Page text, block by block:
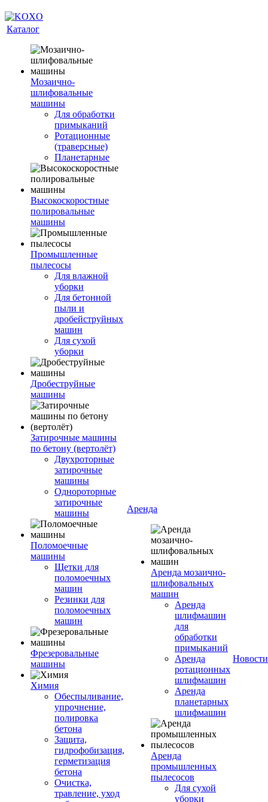
Каталог
Мозаично-
шлифовальные
машины
Для обработки
примыканий
Ротационные
(траверсные)
Планетарные
Высокоскоростные
полировальные
машины
Промышленные
пылесосы
Для влажной
уборки
Для бетонной
пыли и
дробейструйных
машин
Для сухой
уборки
Дробеструйные
машины
Затирочные машины
по бетону (вертолёт)
Двухроторные
затирочные
машины
Однороторные
затирочные
машины
Поломоечные
машины
Щетки для
поломоечных
машин
Резинки для
поломоечных
машин
Фрезеровальные
машины
Химия
Обеспыливание,
упрочнение,
полировка
бетона
Защита,
гидрофобизация,
герметизация
бетона
Очистка,
травление, уход
Аренда
Аренда мозаично-
шлифовальных
машин
Аренда
шлифмашин
для
обработки
примыканий
Аренда
ротационных
шлифмашин
Аренда
планетарных
шлифмашин
Аренда
промышленных
пылесосов
Для сухой
уборки
Новости